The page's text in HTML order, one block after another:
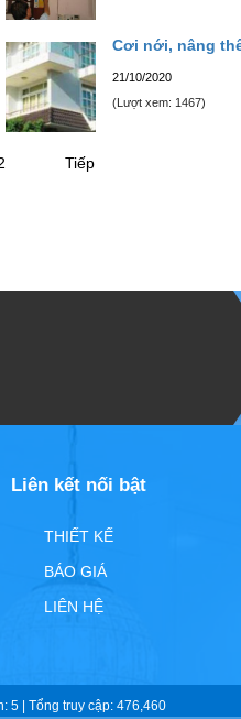
Cơi nới, nâng
21/10/2020
(Lượt xem: 1467)
Tiếp
Liên kết nối bật
THIẾT KẾ
BÁO GIÁ
LIÊN HỆ
5 | Tổng truy cập: 476,460